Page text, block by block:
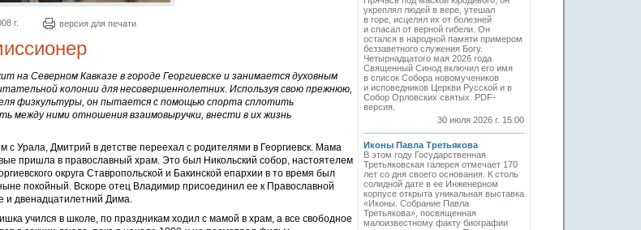
г. версия для печати
на Северном Кавказе в городе Георгиевске и занимается духовным
колонии для несовершеннолетних. Используя свою прежнюю,
физкультуры, он пытается с помощью спорта сплотить
между ними отношения взаимовыручки, внести в их жизнь
Урала, Дмитрий в детстве переехал с родителями в Георгиевск. Мама
пришла в православный храм. Это был Никольский собор, настоятелем
округа Ставропольской и Бакинской епархии в то время был
покойный. Вскоре отец Владимир присоединил ее к Православной
и двенадцатилетний Дима.
учился в школе, по праздникам ходил с мамой в храм, а все свободное
укреплял людей в вере, утешал
в горе, исцелял их от болезней
и спасал от верной гибели. Он
остался в народной памяти примером
беззаветного служения Богу.
Четырнадцатого мая 2026 года
Священный Синод включил его имя
в список Собора новомучеников
и исповедников Церкви Русской и в
Собор Орловских святых. PDF-
версия.
30 июля 2026 г. 15:00
Иконы Павла Третьякова
В этом году Государственная
Третьяковская галерея отмечает 170
лет со дня своего основания. К столь
солидной дате в ее Инженерном
корпусе открыта уникальная выставка
«Иконы. Собрание Павла
Третьякова», посвященная
малоизвестному факту биографии